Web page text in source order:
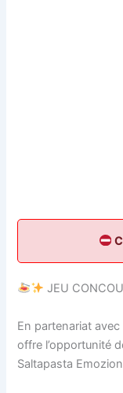
JEU
En partenariat
offre l’opportunité
Saltapasta